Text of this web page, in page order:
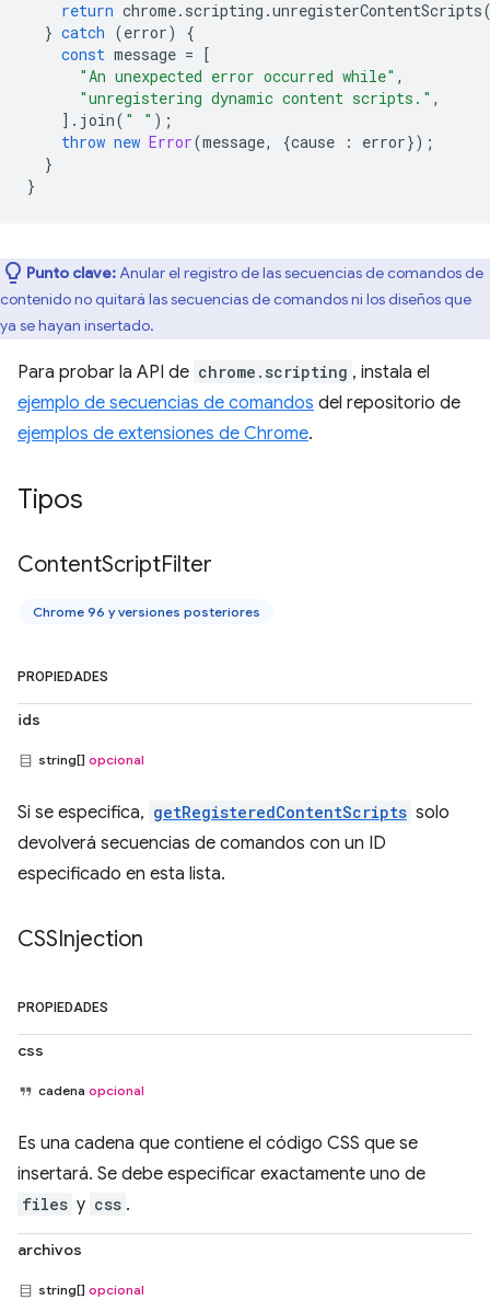
return chrome. scripting .unregisterContentScripts
} catch (error)
{
const message = [
"An unexpected error occurred while" ,
"unregistering dynamic content scripts." ,
]. join( " " );
throw new Error(message, {cause : error});
}
}
Punto clave:Anular el registro de las secuencias de comandos de
contenido no quitará las secuencias de comandos ni los diseños que
ya se hayan insertado.
Para probar la API de chrome.scripting , instala el
ejemplo de secuencias de comandos del repositorio de
ejemplos de extensiones de Chrome.
Tipos
ContentScriptFilter
Chrome 96 y versiones posteriores
PROPIEDADES
ids
string[] opcional
Si se especifica, getRegisteredContentScripts solo
devolverá secuencias de comandos con un ID
especificado en esta lista.
CSSInjection
PROPIEDADES
css
cadena opcional
Es una cadena que contiene el código CSS que se
insertará. Se debe especificar exactamente uno de
files y css .
archivos
string[] opcional